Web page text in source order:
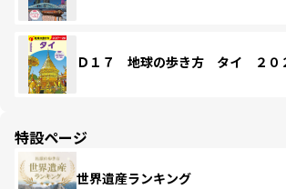
Ｄ１７ 地球の歩き方 タイ ２０
特設ページ
世界遺産ランキング